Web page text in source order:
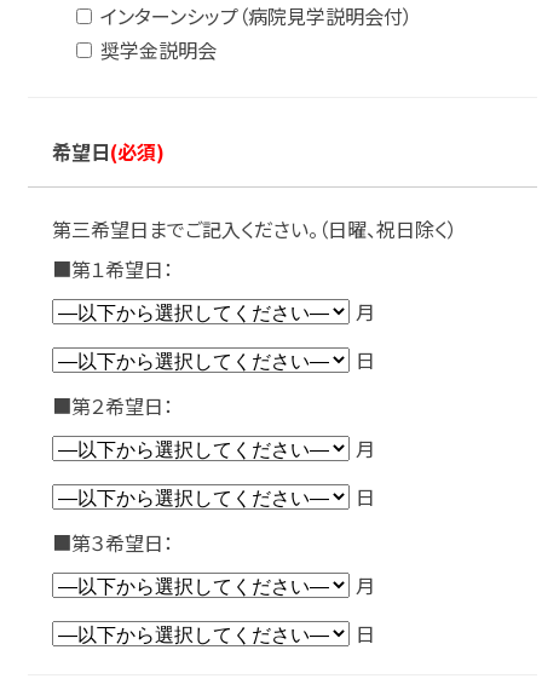
インターンシップ（病院見学説明会付）
奨学金説明会
希望日(必須)
第三希望日までご記入ください。（日曜、祝日除く）
■第１希望日：
月
日
■第２希望日：
月
日
■第３希望日：
月
日